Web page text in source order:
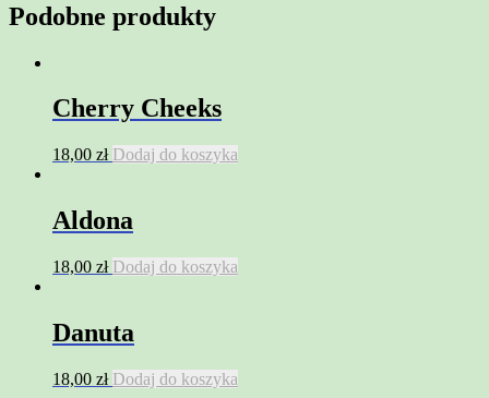
Podobne produkty
Cherry Cheeks
18,00 zł Dodaj do koszyka
Aldona
18,00 zł Dodaj do koszyka
Danuta
18,00 zł Dodaj do koszyka